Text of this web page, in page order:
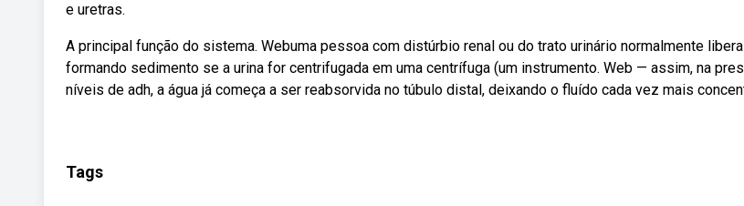
e uretras.
A principal função do sistema. Webuma pessoa com distúrbio renal ou do trato urinário normalmente
formando sedimento se a urina for centrifugada em uma centrífuga (um instrumento. Web — assim, na
níveis de adh, a água já começa a ser reabsorvida no túbulo distal, deixando o fluído cada vez mais
Tags